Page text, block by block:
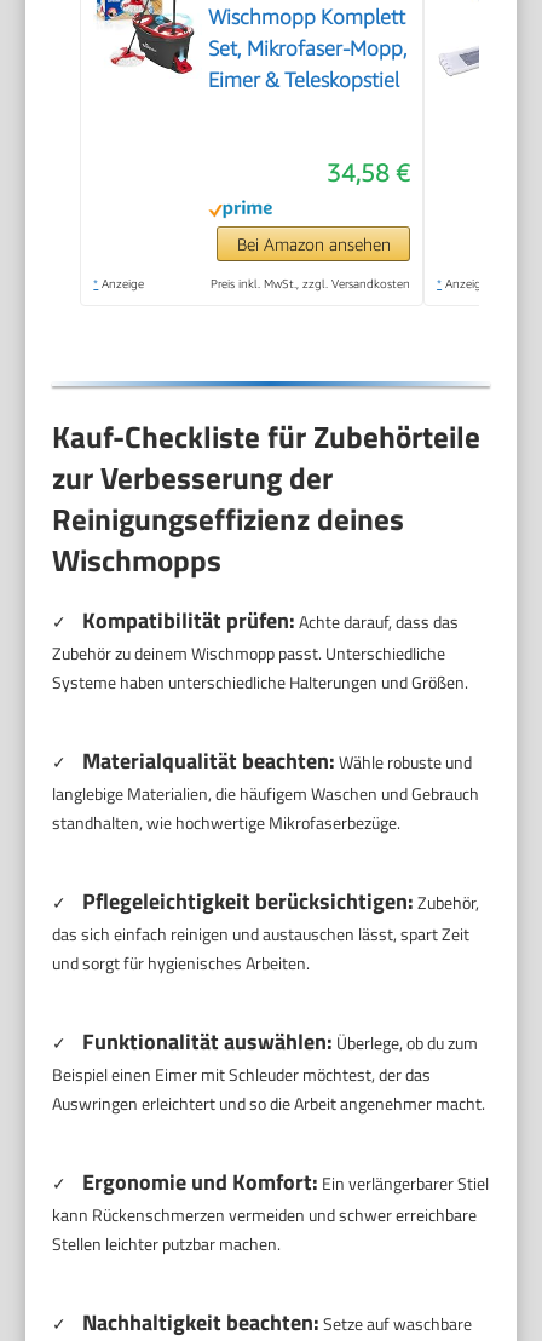
Wischmopp Komplett
Set, Mikrofaser-Mopp,
Eimer & Teleskopstiel
34,58 €
Bei Amazon ansehen
* Anzeige Preis inkl. MwSt., zzgl. Versandkosten * Anzeige
Kauf-Checkliste für Zubehörteile
zur Verbesserung der
Reinigungseffizienz deines
Wischmopps
✓ Kompatibilität prüfen:Achte darauf, dass das
Zubehör zu deinem Wischmopp passt. Unterschiedliche
Systeme haben unterschiedliche Halterungen und Größen.
✓ Materialqualität beachten:Wähle robuste und
langlebige Materialien, die häufigem Waschen und Gebrauch
standhalten, wie hochwertige Mikrofaserbezüge.
✓ Pflegeleichtigkeit berücksichtigen:Zubehör,
das sich einfach reinigen und austauschen lässt, spart Zeit
und sorgt für hygienisches Arbeiten.
✓ Funktionalität auswählen: Überlege, ob du zum
Beispiel einen Eimer mit Schleuder möchtest, der das
Auswringen erleichtert und so die Arbeit angenehmer macht.
✓ Ergonomie und Komfort: Ein verlängerbarer Stiel
kann Rückenschmerzen vermeiden und schwer erreichbare
Stellen leichter putzbar machen.
✓ Nachhaltigkeit beachten:Setze auf waschbare